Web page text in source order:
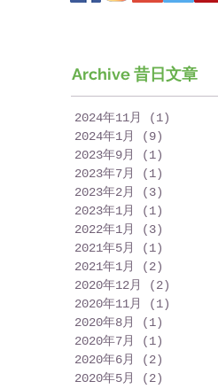
Archive 昔日文章
2024年11月 (1)
2024年1月
(9)
2023年9月
(1)
2023年7月
(1)
2023年2月
(3)
2023年1月
(1)
2022年1月
(3)
2021年5月
(1)
2021年1月
(2)
2020年12月
(2)
2020年11月
(1)
2020年8月
(1)
2020年7月
(1)
2020年6月
(2)
2020年5月
(2)